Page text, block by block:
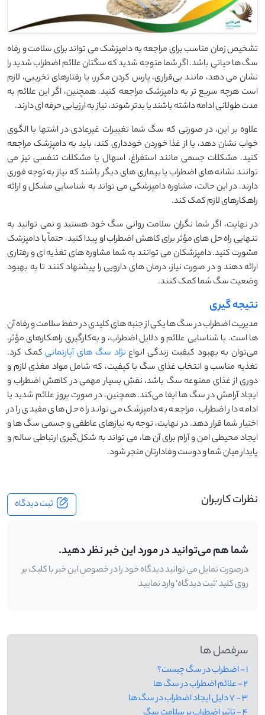
تشخیص زمان مناسب برای مراجعه به دامپزشک می ‌تواند برای سلامت و رفاه
سگ ‌ها حیاتی باشد. اگر شما متوجه شدید که سگتان علائم اضطراب شدید را
نشان می ‌دهد، مانند بی‌قراری، پارس کردن مکرر، یا رفتارهای تخریبی، لازم
است هرچه سریع ‌تر به دامپزشک مراجعه کنید. همچنین، اگر این علائم به
مدت طولانی ادامه داشته باشند یا بدتر شوند، نیاز به ارزیابی حرفه ‌ای دارند.
علاوه بر این، در صورتی که سگ شما تغییرات غیرعادی در اشتها یا الگوی
خواب نشان دهد، یا از غذا خوردن خودداری کند، باید به دامپزشک مراجعه
کنید. مشکلات جسمی مانند استفراغ، اسهال یا مشکلات تنفسی نیز می
‌توانند نشانه ‌های اضطراب یا بیماری ‌های دیگر باشند که نیاز به توجه فوری
دارند. در این حالت، مشاوره دامپزشکی می ‌تواند به شناسایی مشکل و ارائه
راهکارهای لازم کمک کند.
در نهایت، اگر شما نگران سلامت روانی سگ خود هستید و نمی ‌توانید به
تنهایی راه‌ حل ‌های مؤثر برای کاهش اضطراب او پیدا کنید، حتماً با دامپزشک
مشورت کنید. دامپزشکان می ‌توانند به شما مشاوره ‌های تغذیه ‌ای و رفتاری
ارائه دهند و در صورت نیاز، درمان‌ های دارویی را پیشنهاد کنند تا به بهبود
وضعیت سگ شما کمک کنند.
نتیجه گیری
مدیریت اضطراب در سگ‌ ها یکی از جنبه ‌های کلیدی در حفظ سلامت و رفاه آن
‌ها است. با شناسایی علائم و دلایل اضطراب، و به‌کارگیری راهکارهای مؤثر،
می‌توان به بهبود کیفیت زندگی انواع نژاد سگ ‌های آپارتمانیکمک کرد.
تغذیه مناسب و انتخاب غذای سگ با کیفیت، که شامل مواد مغذی لازم و
دوری از غذای ممنوعه سگ باشد، نقش بسیار مهمی در کاهش اضطراب و
ایجاد آرامش در سگ ‌ها ایفا می‌کند. همچنین، در صورت بروز علائم شدید یا
ادامه ‌دار اضطراب، مراجعه به دامپزشک می ‌تواند راه ‌حل ‌های مفیدی را در
اختیار شما قرار دهد. در نهایت، توجه به نیازهای عاطفی و جسمی سگ ‌ها و
ایجاد محیطی امن و آرام برای آن ‌ها، می ‌تواند به شکل‌گیری ارتباطی سالم و
پایدار میان شما و دوست وفادارتان منجر شود.
نظرات کاربران ثبت دیدگاه
شما هم می‌توانید در مورد این خبر نظر دهید.
درصورت تمایل می توانید دیدگاه خود را در خصوص این خبر با کلیک بر
روی کلید 'ثبت دیدگاه' وارد نمایید
سرفصل ها
1 - اضطراب در سگ چیست؟
2 - علائم اضطراب در سگ ها
3 - 7 دلیل ایجاد اضطراب در سگ ها